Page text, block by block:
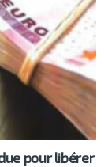
pour libérer